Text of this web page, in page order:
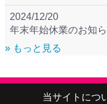
2024/12/20
年末年始休業のお知
» もっと見る
当サイトにつ